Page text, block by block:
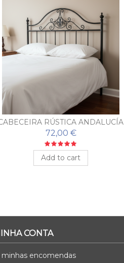
RÚSTICA ANDALUCÍA
72,00 €
Add to cart
CONTA
minhas encomendas